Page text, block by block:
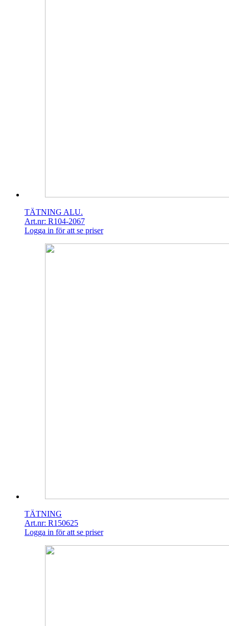
TÄTNING ALU.
Art.nr: R104-2067
Logga in för att se priser
TÄTNING
Art.nr: R150625
Logga in för att se priser